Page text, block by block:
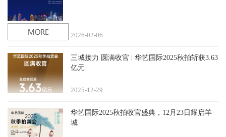
06
2026-02
三城接力 圆满收官 | 华艺国际2025秋拍斩获3.63
亿元
29
2025-12
华艺国际2025秋拍收官盛典，12月23日耀启羊
城